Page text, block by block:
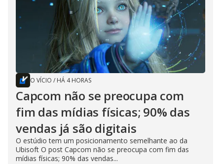
O VÍCIO / HÁ 4 HORAS
Capcom não se preocupa com
fim das mídias físicas; 90% das
vendas já são digitais
O estúdio tem um posicionamento semelhante ao da
Ubisoft O post Capcom não se preocupa com fim das
mídias físicas; 90% das vendas...